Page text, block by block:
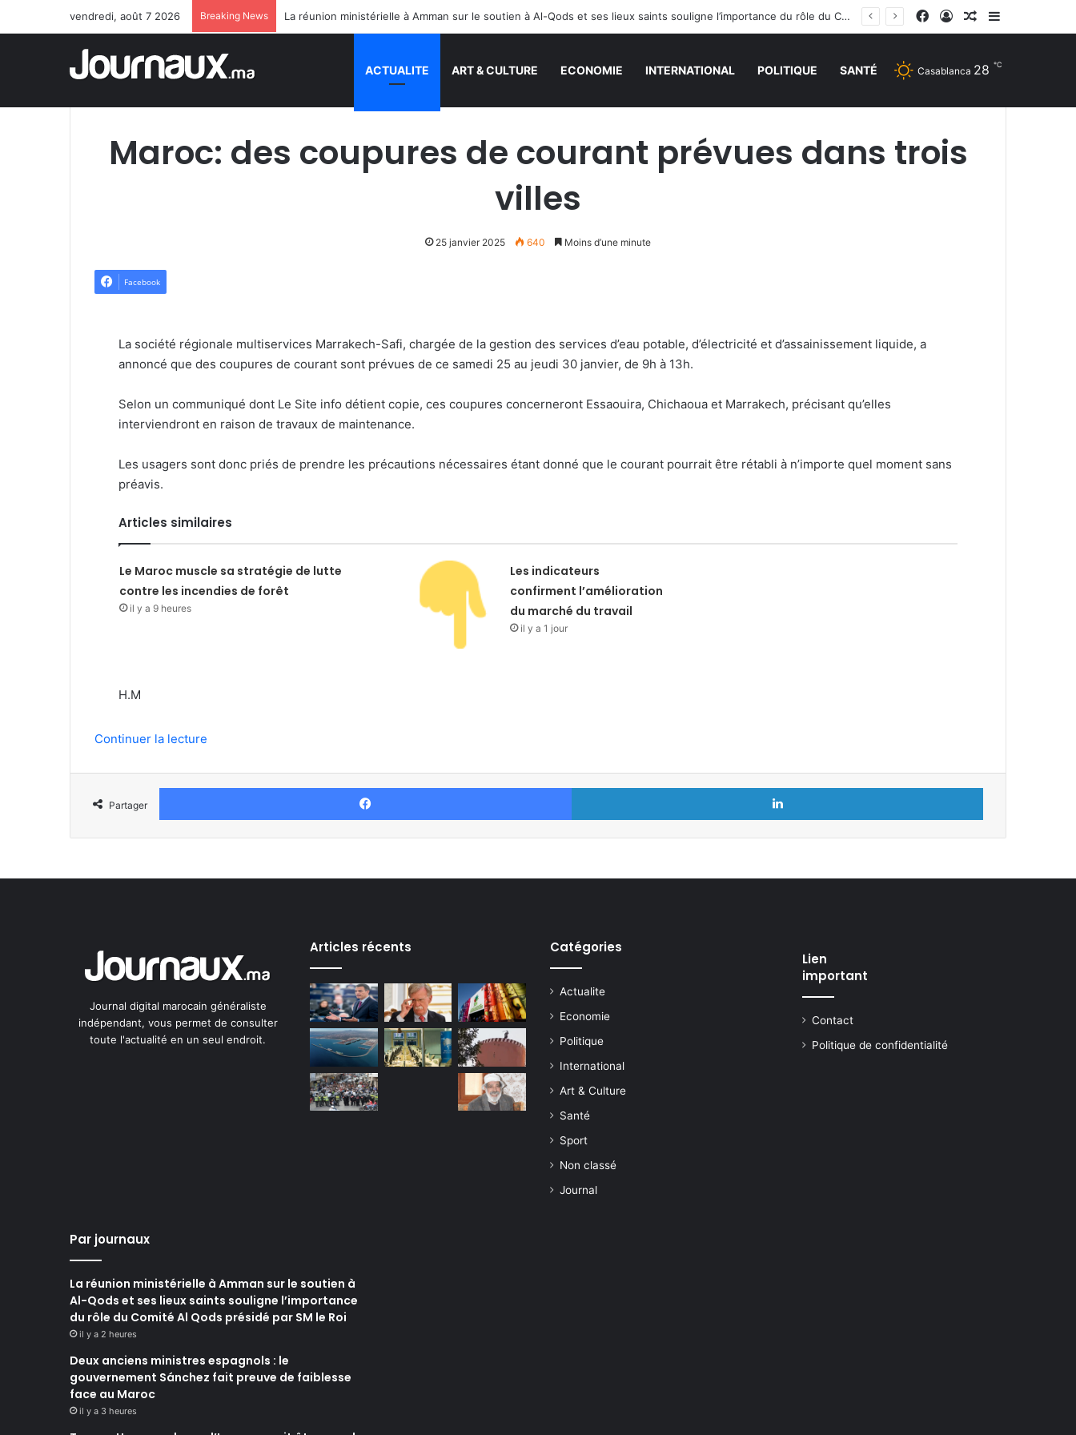
vendredi, août 7 2026 Breaking News La réunion ministérielle à Amman sur le soutien à Al-Qods et ses lieux saints souligne l’importance du rôle du Comité Al Qods présidé par SM le Roi Facebook
Connexion
Article Aléatoire
Sidebar
ACTUALITE ART & CULTURE ECONOMIE INTERNATIONAL POLITIQUE SANTÉ Casablanca 28 ℃
Maroc: des coupures de courant prévues dans trois
villes
25 janvier 2025 640 Moins d’une minute
Facebook
La société régionale multiservices Marrakech-Safi, chargée de la gestion des services d’eau potable, d’électricité et d’assainissement liquide, a
annoncé que des coupures de courant sont prévues de ce samedi 25 au jeudi 30 janvier, de 9h à 13h.
Selon un communiqué dont Le Site info détient copie, ces coupures concerneront Essaouira, Chichaoua et Marrakech, précisant qu’elles
interviendront en raison de travaux de maintenance.
Les usagers sont donc priés de prendre les précautions nécessaires étant donné que le courant pourrait être rétabli à n’importe quel moment sans
préavis.
Articles similaires
Le Maroc muscle sa stratégie de lutte
contre les incendies de forêt
il y a 9 heures
Les indicateurs
confirment l’amélioration
du marché du travail
il y a 1 jour
H.M
Continuer la lecture
Partager
Facebook Linkedin
Journal digital marocain généraliste
indépendant, vous permet de consulter
toute l'actualité en un seul endroit.
Articles récents Catégories
Actualite
Economie
Politique
International
Art & Culture
Santé
Sport
Non classé
Journal
Lien
important
Contact
Politique de confidentialité
Par journaux
La réunion ministérielle à Amman sur le soutien à
Al-Qods et ses lieux saints souligne l’importance
du rôle du Comité Al Qods présidé par SM le Roi
il y a 2 heures
Deux anciens ministres espagnols : le
gouvernement Sánchez fait preuve de faiblesse
face au Maroc
il y a 3 heures